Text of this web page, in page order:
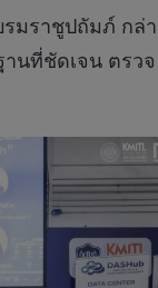
มราชูปถัมภ์ กล่
นที่ชัดเจน ตรวจ